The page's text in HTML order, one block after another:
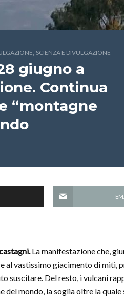
, SCIENZA E DIVULGAZIONE
giugno a
Continua
“montagne
La manifestazione che,
al vastissimo giacimento di miti,
suscitare. Del resto, i vulcani
del mondo, la soglia oltre la quale